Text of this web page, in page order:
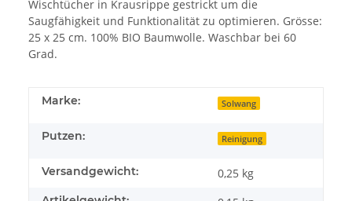
Wischtücher in Krausrippe gestrickt um die
Saugfähigkeit und Funktionalität zu optimieren. Grösse:
25 x 25 cm. 100% BIO Baumwolle. Waschbar bei 60
Grad.
Marke: Solwang
Putzen: Reinigung
Versandgewicht: 0,25 kg